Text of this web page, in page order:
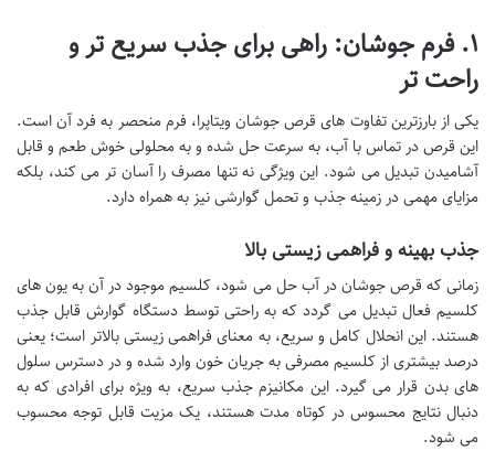
۱. فرم جوشان: راهی برای جذب سریع تر و
راحت تر
یکی از بارزترین تفاوت های قرص جوشان ویتاپرا، فرم منحصر به فرد آن است.
این قرص در تماس با آب، به سرعت حل شده و به محلولی خوش طعم و قابل
آشامیدن تبدیل می شود. این ویژگی نه تنها مصرف را آسان تر می کند، بلکه
مزایای مهمی در زمینه جذب و تحمل گوارشی نیز به همراه دارد.
جذب بهینه و فراهمی زیستی بالا
زمانی که قرص جوشان در آب حل می شود، کلسیم موجود در آن به یون های
کلسیم فعال تبدیل می گردد که به راحتی توسط دستگاه گوارش قابل جذب
هستند. این انحلال کامل و سریع، به معنای فراهمی زیستی بالاتر است؛ یعنی
درصد بیشتری از کلسیم مصرفی به جریان خون وارد شده و در دسترس سلول
های بدن قرار می گیرد. این مکانیزم جذب سریع، به ویژه برای افرادی که به
دنبال نتایج محسوس در کوتاه مدت هستند، یک مزیت قابل توجه محسوب
می شود.